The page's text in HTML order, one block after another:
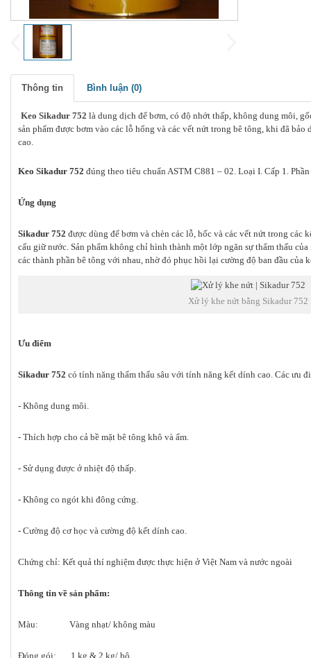
Thông tin Bình luận (0)
Keo Sikadur 752 là dung dịch để bơm, có độ nhớt thấp, không dung môi,
sản phẩm được bơm vào các lỗ hổng và các vết nứt trong bê tông, khi đã bảo
cao.
Keo Sikadur 752 đúng theo tiêu chuẩn ASTM C881 – 02. Loại I. Cấp 1.
Ứng dụng
Sikadur 752 được dùng để bơm và chèn các lỗ, hốc và các vết nứt trong các
cấu giữ nước. Sản phẩm không chỉ hình thành một lớp ngăn sự thẩm thấu
các thành phần bê tông với nhau, nhờ đó phục hồi lại cường độ ban đầu của
Xử lý khe nứt bằng Sikadur 752
Ưu điểm
Sikadur 752 có tính năng thẩm thấu sâu với tính năng kết dính cao. Các ưu
- Không dung môi.
- Thích hợp cho cả bề mặt bê tông khô và ẩm.
- Sử dụng được ở nhiệt độ thấp.
- Không co ngót khi đông cứng.
- Cường độ cơ học và cường độ kết dính cao.
Chứng chỉ: Kết quả thí nghiệm được thực hiện ở Việt Nam và nước ngoài
Thông tin về sản phẩm:
Màu: Vàng nhạt/ không màu
Đóng gói: 1 kg & 2 kg/ bộ